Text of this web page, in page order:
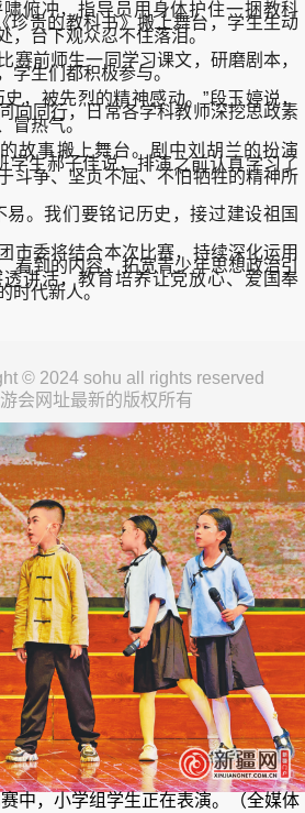
俯冲，指导员用身体护住一捆教科
贵的教科书》搬上舞台，学生生动
，台下观众忍不住落泪。
赛前师生一同学习课文，研磨剧本，
学生们都积极参与。
，被先烈的精神感动。”段玉婷说，
向同行，日常各学科教师深挖思政素
冒热气。
故事搬上舞台。剧中刘胡兰的扮演
学生郝子佳说，排演之前认真学习了
斗争、坚贞不屈、不怕牺牲的精神所
易。我们要铭记历史，接过建设祖国
市委将结合本次比赛，持续深化运用
看到的内容，拓宽青少年思想政治引
讲活，教育培养让党放心、爱国奉
时代新人。
© 2024 sohu all rights reserved
会网址最新的版权所有
中，小学组学生正在表演。（全媒体